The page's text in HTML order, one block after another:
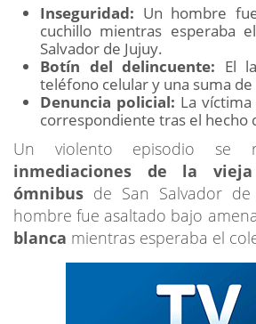
Inseguridad: Un hombre
cuchillo mientras esperaba
Salvador de Jujuy.
Botín del delincuente: El
teléfono celular y una suma
Denuncia policial: La
correspondiente tras el hecho
Un violento episodio se
inmediaciones de la
ómnibus de San Salvador
hombre fue asaltado bajo
blanca mientras esperaba el